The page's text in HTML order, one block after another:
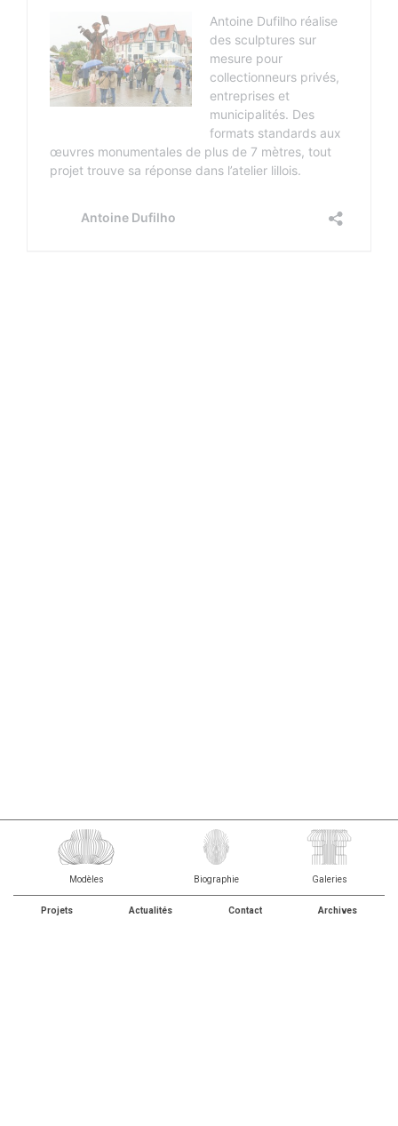
Modèles Biographie Galeries
Projets Actualités Contact Archives